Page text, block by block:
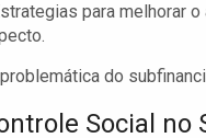
para melhorar
do
Social no